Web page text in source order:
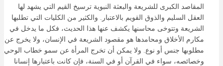
المقاصد الكبرى للشريعة والبعثة النبوية ترسيخ القيم التي يشهد لها
العقل السليم والذوق القويم بالاعتبار. والكثير من الكليات التي تطلبها
الشريعة وتتوخى محاسنها يكشف عنها هذا الحديث، فكل ما يدخل في
مكارم الأخلاق ومحامدها هو مقصود الشريعة في الإنسان، ولا يخرج عن
مطلوبها جنس أو نوع. ولا يمكن أن تخرج المرأة عن سمو خطاب الوحي
وخصائصه، سواء في القرآن أو في السنة، فإن كانت باعتبارها إنسانا